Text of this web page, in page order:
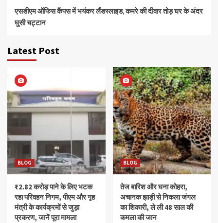
एसडीएम ऑफिस कैंपस में भयंकर लैंडस्लाइड, कमरे की दीवार तोड़ घर के अंदर
घुसी चट्टान
Latest Post
BLOG
₹2.82 करोड़ पाने के लिए भटक
रहा परिवहन निगम, पीएम और गृह
मंत्री के कार्यक्रमों से जुड़ा
प्रकरण, जानें पूरा मामला
BLOG
तेज बारिश और घना कोहरा,
अचानक झाड़ी से निकला जंगल
का शिकारी, ले ली 48 साल की
कमला की जान